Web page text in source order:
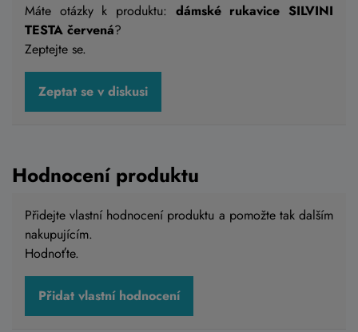
Máte otázky k produktu: dámské rukavice SILVINI
TESTA červená?
Zeptejte se.
Zeptat se v diskusi
Hodnocení produktu
Přidejte vlastní hodnocení produktu a pomožte tak dalším
nakupujícím.
Hodnoťte.
Přidat vlastní hodnocení